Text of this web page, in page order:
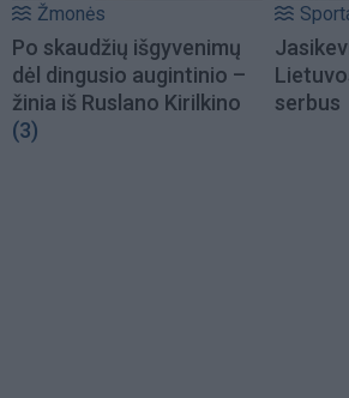
Žmonės
Po skaudžių išgyvenimų
dėl dingusio augintinio –
žinia iš Ruslano Kirilkino
(3)
serbus